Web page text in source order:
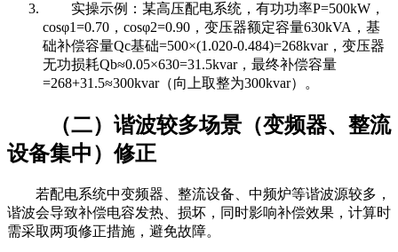
实操示例：某高压配电系统，有功功率P=500kW，
cosφ1=0.70，cosφ2=0.90，变压器额定容量630kVA，基
础补偿容量Qc基础=500×(1.020-0.484)=268kvar，变压器
无功损耗Qb≈0.05×630=31.5kvar，最终补偿容量
=268+31.5≈300kvar（向上取整为300kvar）。
（二）谐波较多场景（变频器、整流
设备集中）修正
若配电系统中变频器、整流设备、中频炉等谐波源较多，
谐波会导致补偿电容发热、损坏，同时影响补偿效果，计算时
需采取两项修正措施，避免故障。